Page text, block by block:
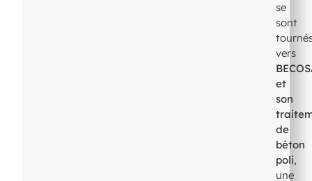
se
sont
vers
et
son
de
béton
poli,
une